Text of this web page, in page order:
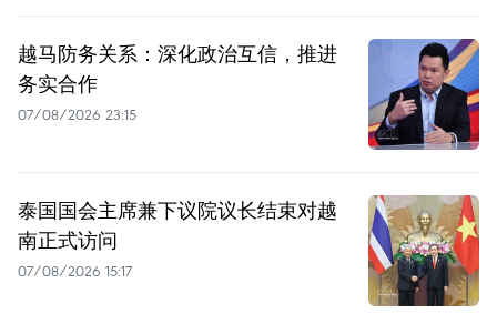
越马防务关系：深化政治互信，推进
务实合作
07/08/2026 23:15
泰国国会主席兼下议院议长结束对越
南正式访问
07/08/2026 15:17